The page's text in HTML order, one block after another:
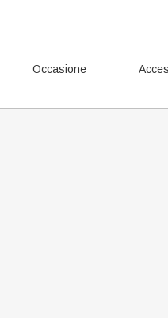
Occasione